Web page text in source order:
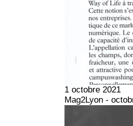
1 octobre 2021
Mag2Lyon -